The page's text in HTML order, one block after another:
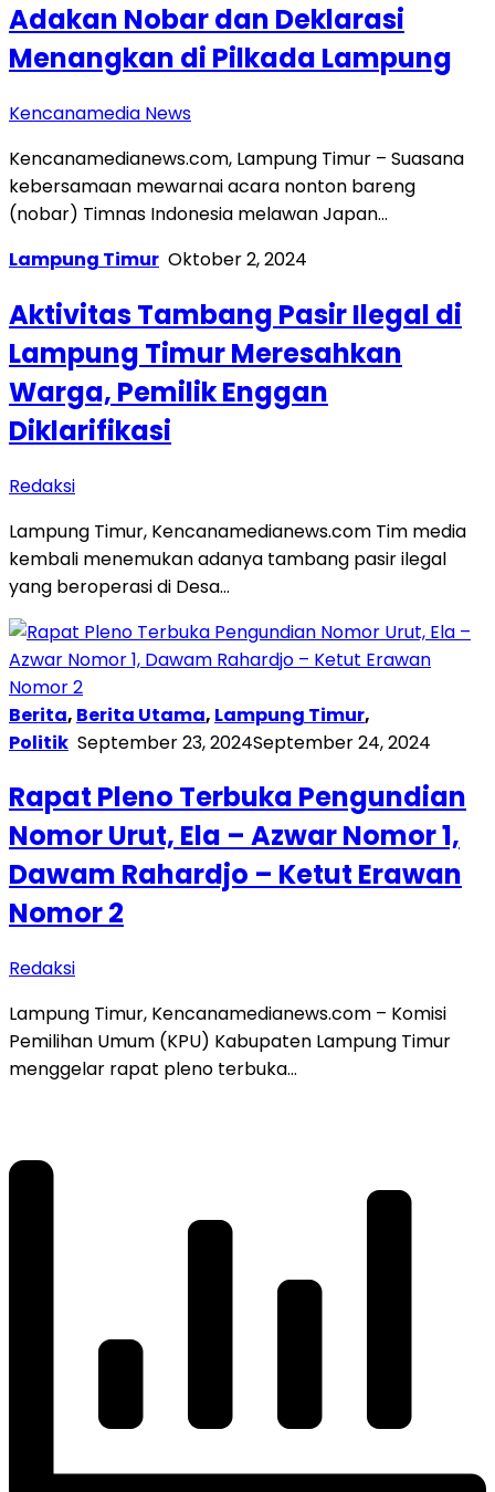
Adakan Nobar dan Deklarasi
Menangkan di Pilkada Lampung
Kencanamedia News
Kencanamedianews.com, Lampung Timur – Suasana
kebersamaan mewarnai acara nonton bareng
(nobar) Timnas Indonesia melawan Japan…
Lampung Timur Oktober 2, 2024
Aktivitas Tambang Pasir Ilegal di
Lampung Timur Meresahkan
Warga, Pemilik Enggan
Diklarifikasi
Redaksi
Lampung Timur, Kencanamedianews.com Tim media
kembali menemukan adanya tambang pasir ilegal
yang beroperasi di Desa…
Berita, Berita Utama, Lampung Timur,
Politik September 23, 2024September 24, 2024
Rapat Pleno Terbuka Pengundian
Nomor Urut, Ela – Azwar Nomor 1,
Dawam Rahardjo – Ketut Erawan
Nomor 2
Redaksi
Lampung Timur, Kencanamedianews.com – Komisi
Pemilihan Umum (KPU) Kabupaten Lampung Timur
menggelar rapat pleno terbuka…